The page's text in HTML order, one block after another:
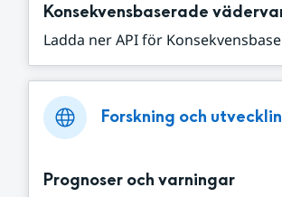
Konsekvensbaserade
Ladda ner API för
Forskning och
Prognoser och varningar